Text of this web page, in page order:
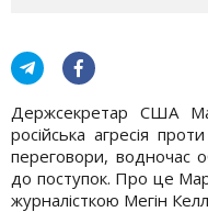
Держсекретар США
російська агресія
переговори, водночас
до поступок. Про це
журналісткою Мегін